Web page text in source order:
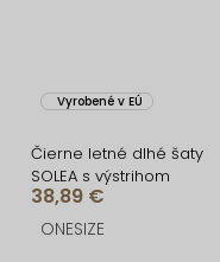
Vyrobené v EÚ
Čierne letné dlhé šaty
SOLEA s výstrihom
38,89 €
ONESIZE